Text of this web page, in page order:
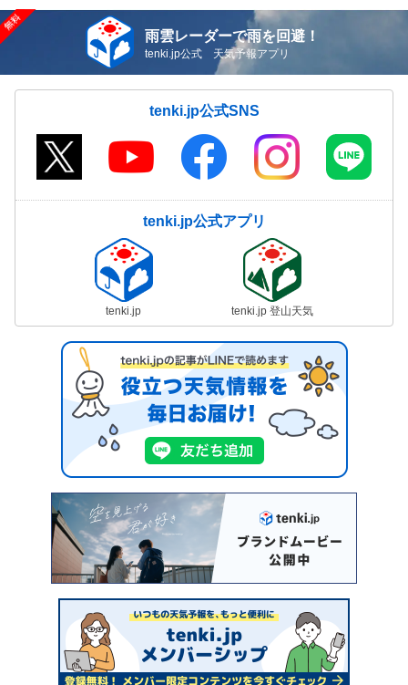
雨雲レーダーで雨を回避！
tenki.jp公式 天気予報アプリ
tenki.jp公式SNS
tenki.jp公式アプリ
tenki.jp tenki.jp 登山天気